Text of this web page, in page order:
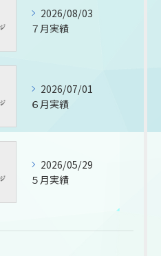
2026/08/03
７月実績
2026/07/01
６月実績
2026/05/29
５月実績